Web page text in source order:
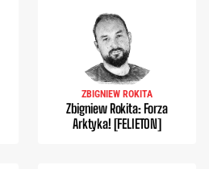
ZBIGNIEW ROKITA
Zbigniew Rokita: Forza
Arktyka! [FELIETON]